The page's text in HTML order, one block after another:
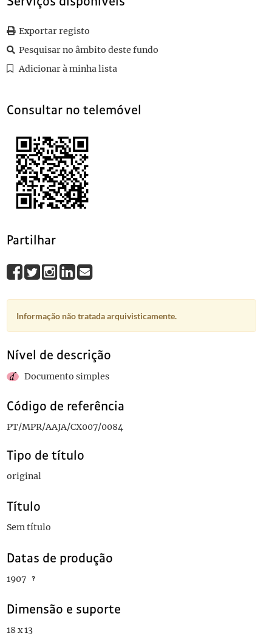
0086
Sem título 1907-07-27
0088 Sem título
0089 Sem título
(...)
Exportar registo
Pesquisar no âmbito deste fundo
Adicionar à minha lista
Consultar no telemóvel
Partilhar
Informação não tratada arquivisticamente.
Nível de descrição
Documento simples
Código de referência
PT/MPR/AAJA/CX007/0084
Tipo de título
original
Título
Sem título
Datas de produção
1907
Dimensão e suporte
18 x 13